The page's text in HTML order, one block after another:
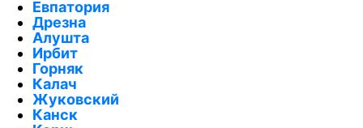
Евпатория
Дрезна
Алушта
Ирбит
Горняк
Калач
Жуковский
Канск